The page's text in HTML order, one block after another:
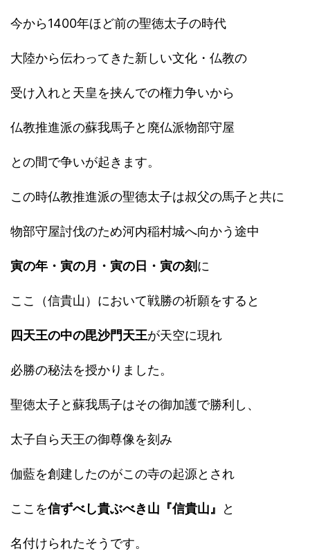
今から1400年ほど前の聖徳太子の時代
大陸から伝わってきた新しい文化・仏教の
受け入れと天皇を挟んでの権力争いから
仏教推進派の蘇我馬子と廃仏派物部守屋
との間で争いが起きます。
この時仏教推進派の聖徳太子は叔父の馬子と共に
物部守屋討伐のため河内稲村城へ向かう途中
寅の年・寅の月・寅の日・寅の刻に
ここ（信貴山）において戦勝の祈願をすると
四天王の中の毘沙門天王が天空に現れ
必勝の秘法を授かりました。
聖徳太子と蘇我馬子はその御加護で勝利し、
太子自ら天王の御尊像を刻み
伽藍を創建したのがこの寺の起源とされ
ここを信ずべし貴ぶべき山『信貴山』 と
名付けられたそうです。